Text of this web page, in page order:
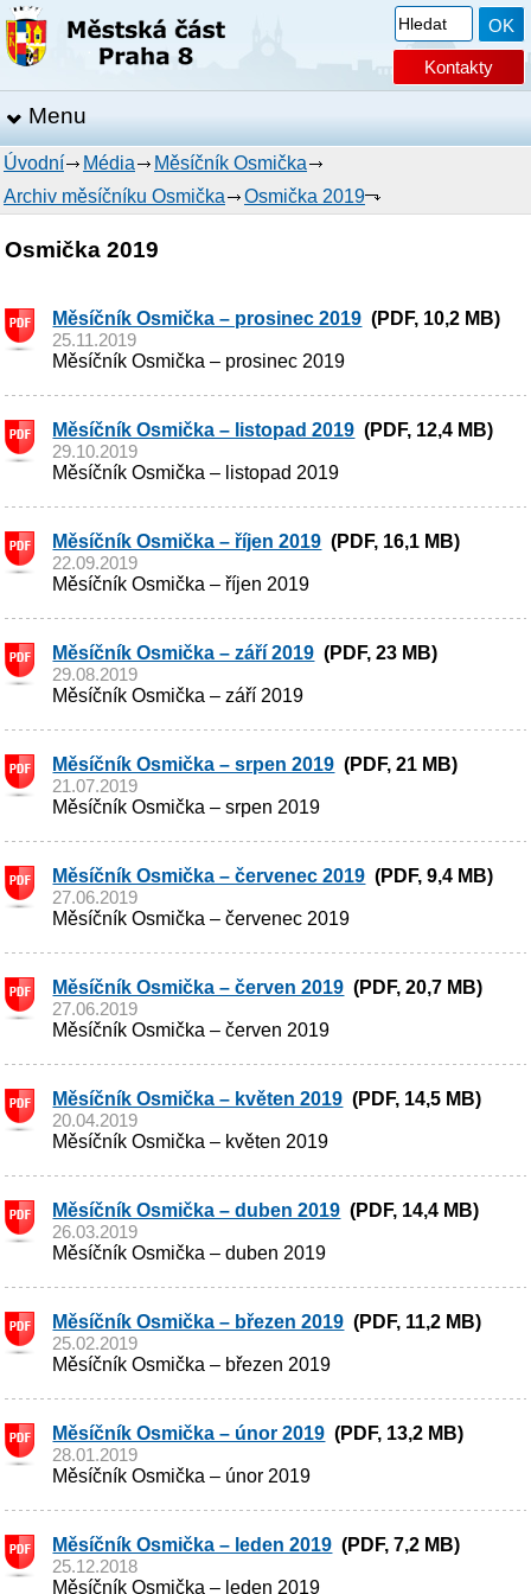
Kontakty
Menu
Úvodní Média
Měsíčník Osmička
Archiv měsíčníku Osmička
Osmička 2019
Osmička 2019
Měsíčník Osmička – prosinec 2019 (PDF, 10,2 MB)
25.11.2019
Měsíčník Osmička – prosinec 2019
Měsíčník Osmička – listopad 2019 (PDF, 12,4 MB)
29.10.2019
Měsíčník Osmička – listopad 2019
Měsíčník Osmička – říjen 2019 (PDF, 16,1 MB)
22.09.2019
Měsíčník Osmička – říjen 2019
Měsíčník Osmička – září 2019 (PDF, 23 MB)
29.08.2019
Měsíčník Osmička – září 2019
Měsíčník Osmička – srpen 2019 (PDF, 21 MB)
21.07.2019
Měsíčník Osmička – srpen 2019
Měsíčník Osmička – červenec 2019 (PDF, 9,4 MB)
27.06.2019
Měsíčník Osmička – červenec 2019
Měsíčník Osmička – červen 2019 (PDF, 20,7 MB)
27.06.2019
Měsíčník Osmička – červen 2019
Měsíčník Osmička – květen 2019 (PDF, 14,5 MB)
20.04.2019
Měsíčník Osmička – květen 2019
Měsíčník Osmička – duben 2019 (PDF, 14,4 MB)
26.03.2019
Měsíčník Osmička – duben 2019
Měsíčník Osmička – březen 2019 (PDF, 11,2 MB)
25.02.2019
Měsíčník Osmička – březen 2019
Měsíčník Osmička – únor 2019 (PDF, 13,2 MB)
28.01.2019
Měsíčník Osmička – únor 2019
Měsíčník Osmička – leden 2019 (PDF, 7,2 MB)
25.12.2018
Měsíčník Osmička – leden 2019